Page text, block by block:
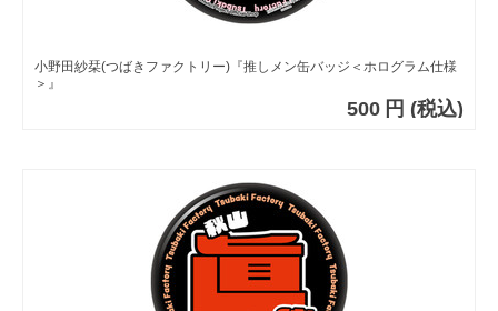
小野田紗栞(つばきファクトリー)『推しメン缶バッジ＜ホログラム仕様
＞』
500 円 (税込)